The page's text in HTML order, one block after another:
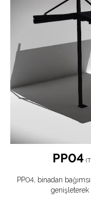
PP04 (
PP04, binadan